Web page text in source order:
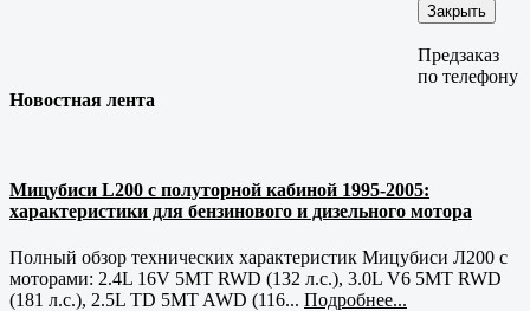
Закрыть
Предзаказ
по телефону
Новостная лента
Мицубиси L200 с полуторной кабиной 1995-2005:
характеристики для бензинового и дизельного мотора
Полный обзор технических характеристик Мицубиси Л200 с
моторами: 2.4L 16V 5MT RWD (132 л.с.), 3.0L V6 5MT RWD
(181 л.с.), 2.5L TD 5MT AWD (116... Подробнее...